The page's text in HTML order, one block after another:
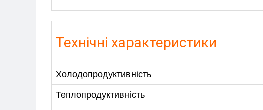
Технічні характеристики
Холодопродуктивність
Теплопродуктивність